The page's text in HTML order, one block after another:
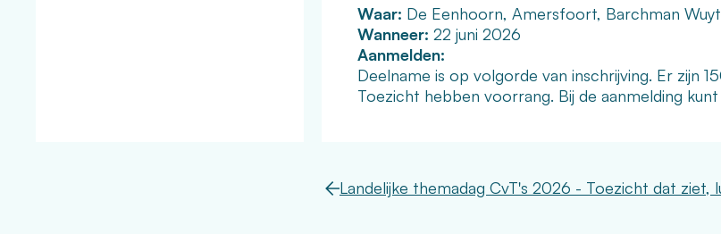
Waar: De Eenhoorn, Amersfoort, Barchman
Wanneer: 22 juni 2026
Aanmelden:
Deelname is op volgorde van inschrijving. Er zijn
Toezicht hebben voorrang. Bij de aanmelding
Landelijke themadag CvT's 2026 - Toezicht dat ziet,